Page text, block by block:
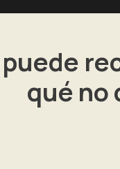
qué no